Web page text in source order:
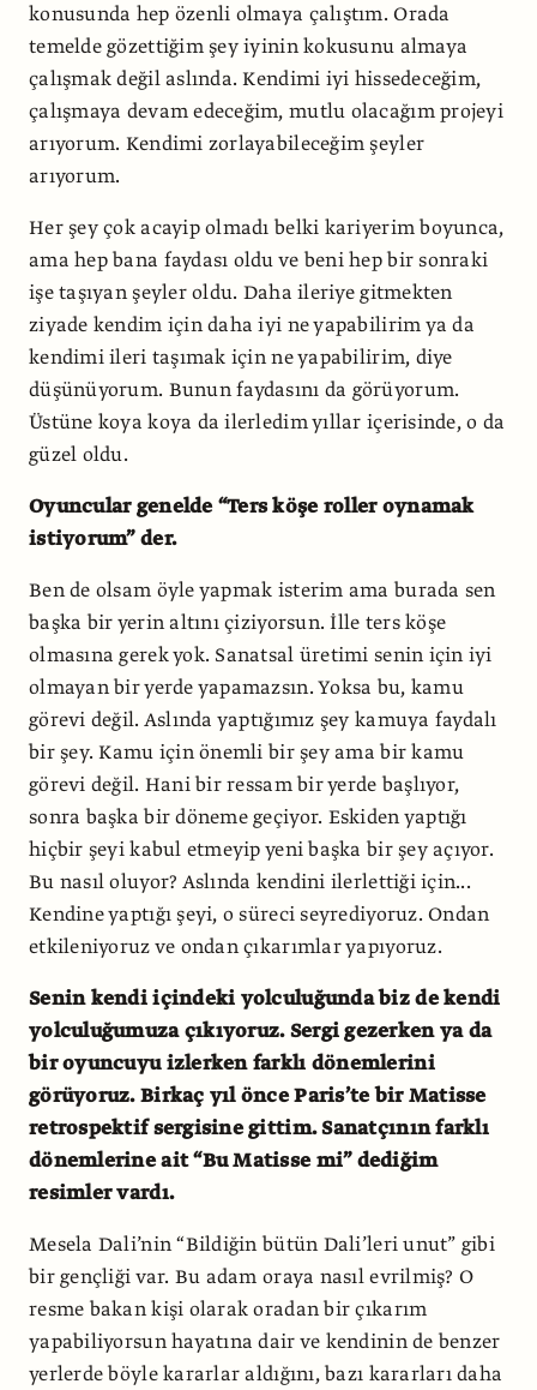
konusunda hep özenli olmaya çalıştım. Orada
temelde gözettiğim şey iyinin kokusunu almaya
çalışmak değil aslında. Kendimi iyi hissedeceğim,
çalışmaya devam edeceğim, mutlu olacağım projeyi
arıyorum. Kendimi zorlayabileceğim şeyler
arıyorum.
Her şey çok acayip olmadı belki kariyerim boyunca,
ama hep bana faydası oldu ve beni hep bir sonraki
işe taşıyan şeyler oldu. Daha ileriye gitmekten
ziyade kendim için daha iyi ne yapabilirim ya da
kendimi ileri taşımak için ne yapabilirim, diye
düşünüyorum. Bunun faydasını da görüyorum.
Üstüne koya koya da ilerledim yıllar içerisinde, o da
güzel oldu.
Oyuncular genelde “Ters köşe roller oynamak
istiyorum” der.
Ben de olsam öyle yapmak isterim ama burada sen
başka bir yerin altını çiziyorsun. İlle ters köşe
olmasına gerek yok. Sanatsal üretimi senin için iyi
olmayan bir yerde yapamazsın. Yoksa bu, kamu
görevi değil. Aslında yaptığımız şey kamuya faydalı
bir şey. Kamu için önemli bir şey ama bir kamu
görevi değil. Hani bir ressam bir yerde başlıyor,
sonra başka bir döneme geçiyor. Eskiden yaptığı
hiçbir şeyi kabul etmeyip yeni başka bir şey açıyor.
Bu nasıl oluyor? Aslında kendini ilerlettiği için...
Kendine yaptığı şeyi, o süreci seyrediyoruz. Ondan
etkileniyoruz ve ondan çıkarımlar yapıyoruz.
Senin kendi içindeki yolculuğunda biz de kendi
yolculuğumuza çıkıyoruz. Sergi gezerken ya da
bir oyuncuyu izlerken farklı dönemlerini
görüyoruz. Birkaç yıl önce Paris’te bir Matisse
retrospektif sergisine gittim. Sanatçının farklı
dönemlerine ait “Bu Matisse mi” dediğim
resimler vardı.
Mesela Dali’nin “Bildiğin bütün Dali’leri unut” gibi
bir gençliği var. Bu adam oraya nasıl evrilmiş? O
resme bakan kişi olarak oradan bir çıkarım
yapabiliyorsun hayatına dair ve kendinin de benzer
yerlerde böyle kararlar aldığını, bazı kararları daha